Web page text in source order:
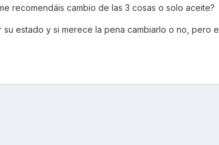
recomendáis cambio de las 3 cosas o solo aceite?
estado y si merece la pena cambiarlo o no, pero